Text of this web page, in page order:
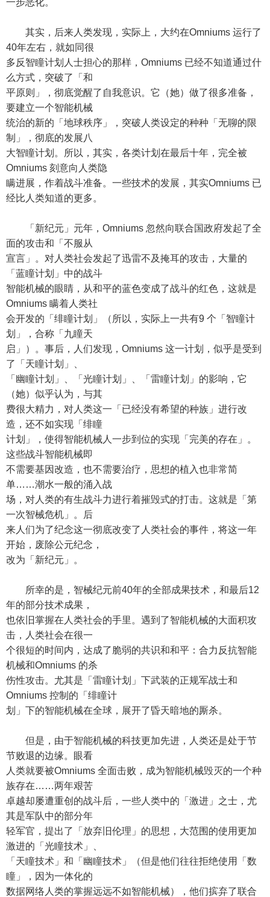
一步恶化。
其实，后来人类发现，实际上，大约在Omniums 运行了
40年左右，就如同很
多反智瞳计划人士担心的那样，Omniums 已经不知道通过什
么方式，突破了「和
平原则」，彻底觉醒了自我意识。它（她）做了很多准备，
要建立一个智能机械
统治的新的「地球秩序」，突破人类设定的种种「无聊的限
制」，彻底的发展八
大智瞳计划。所以，其实，各类计划在最后十年，完全被
Omniums 刻意向人类隐
瞒进展，作着战斗准备。一些技术的发展，其实Omniums 已
经比人类知道的更多。
「新纪元」元年，Omniums 忽然向联合国政府发起了全
面的攻击和「不服从
宣言」。对人类社会发起了迅雷不及掩耳的攻击，大量的
「蓝瞳计划」中的战斗
智能机械的眼睛，从和平的蓝色变成了战斗的红色，这就是
Omniums 瞒着人类社
会开发的「绯瞳计划」（所以，实际上一共有9 个「智瞳计
划」，合称「九瞳天
启」）。事后，人们发现，Omniums 这一计划，似乎是受到
了「天瞳计划」、
「幽瞳计划」、「光瞳计划」、「雷瞳计划」的影响，它
（她）似乎认为，与其
费很大精力，对人类这一「已经没有希望的种族」进行改
造，还不如实现「绯瞳
计划」，使得智能机械人一步到位的实现「完美的存在」。
这些战斗智能机械即
不需要基因改造，也不需要治疗，思想的植入也非常简
单……潮水一般的涌入战
场，对人类的有生战斗力进行着摧毁式的打击。这就是「第
一次智械危机」。后
来人们为了纪念这一彻底改变了人类社会的事件，将这一年
开始，废除公元纪念，
改为「新纪元」。
所幸的是，智械纪元前40年的全部成果技术，和最后12
年的部分技术成果，
也依旧掌握在人类社会的手里。遇到了智能机械的大面积攻
击，人类社会在很一
个很短的时间内，达成了脆弱的共识和和平：合力反抗智能
机械和Omniums 的杀
伤性攻击。尤其是「雷瞳计划」下武装的正规军战士和
Omniums 控制的「绯瞳计
划」下的智能机械在全球，展开了昏天暗地的厮杀。
但是，由于智能机械的科技更加先进，人类还是处于节
节败退的边缘。眼看
人类就要被Omniums 全面击败，成为智能机械毁灭的一个种
族存在……两年艰苦
卓越却屡遭重创的战斗后，一些人类中的「激进」之士，尤
其是军队中的部分年
轻军官，提出了「放弃旧伦理」的思想，大范围的使用更加
激进的「光瞳技术」、
「天瞳技术」和「幽瞳技术」（但是他们往往拒绝使用「数
瞳」，因为一体化的
数据网络人类的掌握远远不如智能机械），他们摈弃了联合